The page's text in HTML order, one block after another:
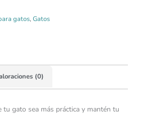
gatos,Gatos
(0)
tu gato sea más práctica y mantén tu